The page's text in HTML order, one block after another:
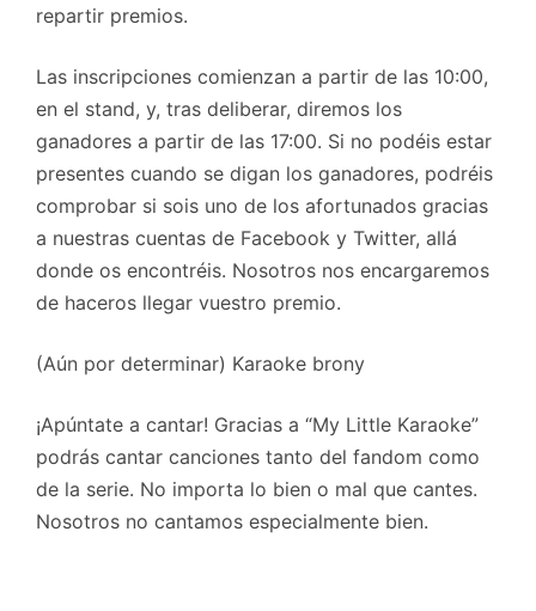
repartir premios.
Las inscripciones comienzan a partir de las 10:00,
en el stand, y, tras deliberar, diremos los
ganadores a partir de las 17:00. Si no podéis estar
presentes cuando se digan los ganadores, podréis
comprobar si sois uno de los afortunados gracias
a nuestras cuentas de Facebook y Twitter, allá
donde os encontréis. Nosotros nos encargaremos
de haceros llegar vuestro premio.
(Aún por determinar) Karaoke brony
¡Apúntate a cantar! Gracias a “My Little Karaoke”
podrás cantar canciones tanto del fandom como
de la serie. No importa lo bien o mal que cantes.
Nosotros no cantamos especialmente bien.